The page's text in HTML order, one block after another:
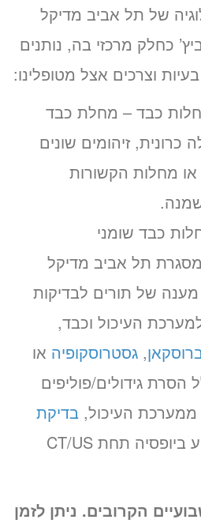
של תל אביב מדיקל
כחלק מרכזי בה, נותנים
וצרכים אצל מטופלינו:
כבד – מחלת כבד
כרונית, זיהומים שונים
או מחלות הקשורות
כבד שומני
תל אביב מדיקל
של תורים לבדיקות
העיכול וכבד,
, גסטרוסקופיה או
הסרת גידולים/פוליפים
ממערכת העיכול, בדיקת
, ביצוע ביופסיה תחת CT/US
הקרובים. ניתן לזמן